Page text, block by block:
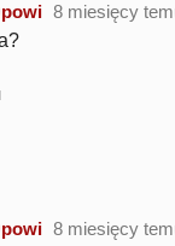
8 miesięcy
8 miesięcy